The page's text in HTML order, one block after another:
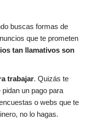
buscas formas de
que te prometen
tan llamativos son
trabajar. Quizás te
un pago para
o webs que te
no lo hagas.